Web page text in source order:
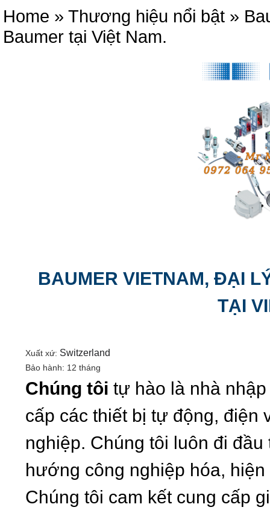
Home » Thương hiệu nổi bật»
Baumer tại Việt Nam.
BAUMER VIETNAM, ĐẠI
TẠI
Xuất xứ: Switzerland
Bảo hành: 12 tháng
Chúng tôi tự hào là nhà
cấp các thiết bị tự động, điện
nghiệp. Chúng tôi luôn đi
hướng công nghiệp hóa,
Chúng tôi cam kết cung cấp